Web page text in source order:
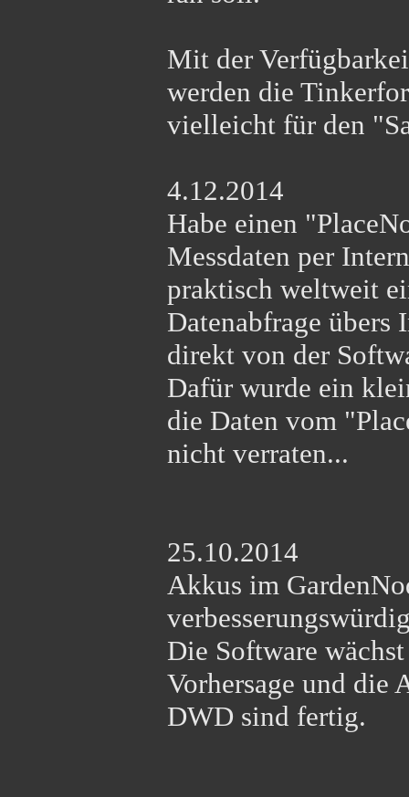
Mit der
werden die
vielleicht für den
4.12.2014
Habe einen
Messdaten per
praktisch weltweit
Datenabfrage übers
direkt von der
Dafür wurde ein
die Daten vom
nicht verraten...
25.10.2014
Akkus im
Die Software
Vorhersage und die
DWD sind fertig.